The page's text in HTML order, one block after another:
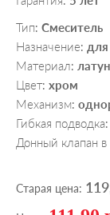
Тип: Смеситель
Назначение:
Материал:
Цвет: хром
Механизм:
Гибкая подводка:
Донный клапан в
Старая цена: